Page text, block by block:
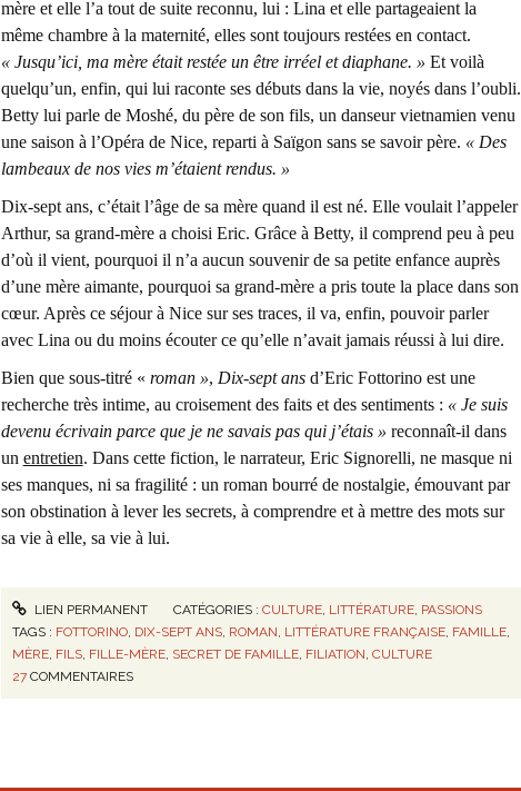
mère et elle l’a tout de suite reconnu, lui : Lina et elle partageaient la
même chambre à la maternité, elles sont toujours restées en contact.
« Jusqu’ici, ma mère était restée un être irréel et diaphane. » Et voilà
quelqu’un, enfin, qui lui raconte ses débuts dans la vie, noyés dans l’oubli.
Betty lui parle de Moshé, du père de son fils, un danseur vietnamien venu
une saison à l’Opéra de Nice, reparti à Saïgon sans se savoir père. « Des
lambeaux de nos vies m’étaient rendus. »
Dix-sept ans, c’était l’âge de sa mère quand il est né. Elle voulait l’appeler
Arthur, sa grand-mère a choisi Eric. Grâce à Betty, il comprend peu à peu
d’où il vient, pourquoi il n’a aucun souvenir de sa petite enfance auprès
d’une mère aimante, pourquoi sa grand-mère a pris toute la place dans son
cœur. Après ce séjour à Nice sur ses traces, il va, enfin, pouvoir parler
avec Lina ou du moins écouter ce qu’elle n’avait jamais réussi à lui dire.
Bien que sous-titré « roman », Dix-sept ansd’Eric Fottorino est une
recherche très intime, au croisement des faits et des sentiments : « Je suis
devenu écrivain parce que je ne savais pas qui j’étais » reconnaît-il dans
un entretien. Dans cette fiction, le narrateur, Eric Signorelli, ne masque ni
ses manques, ni sa fragilité : un roman bourré de nostalgie, émouvant par
son obstination à lever les secrets, à comprendre et à mettre des mots sur
sa vie à elle, sa vie à lui.
LIEN PERMANENT CATÉGORIES :CULTURE LITTÉRATURE PASSIONS
TAGS : FOTTORINO, DIX-SEPT ANS, ROMAN LITTÉRATURE FRANÇAISE, FAMILLE,
MÈRE, FILS, FILLE-MÈRE, SECRET DE FAMILLE, FILIATION CULTURE
27 COMMENTAIRES